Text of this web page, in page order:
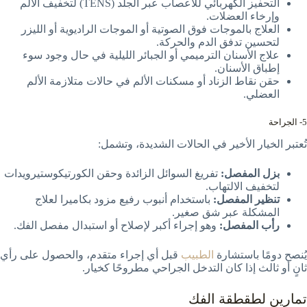
التحفيز الكهربائي للأعصاب عبر الجلد (TENS) لتخفيف الألم
وإرخاء العضلات.
العلاج بالموجات فوق الصوتية أو الموجات الراديوية أو الليزر
لتحسين تدفق الدم والحركة.
علاج الأسنان الترميمي أو الجبائر الليلية في حال وجود سوء
إطباق الأسنان.
حقن نقاط الزناد أو مسكنات الألم في حالات متلازمة الألم
العضلي.
5- الجراحة
تُعتبر الخيار الأخير في الحالات الشديدة، وتشمل:
بزل المفصل: تفريغ السوائل الزائدة وحقن الكورتيكوستيرويدات
لتخفيف الالتهاب.
تنظير المفصل: باستخدام أنبوب رفيع مزود بكاميرا لعلاج
المشكلة عبر شق صغير.
رأب المفصل: وهو إجراء أكبر لإصلاح أو استبدال مفصل الفك.
يُنصح دومًا باستشارة الطبيب قبل أي إجراء متقدم، والحصول على رأي
ثانٍ أو ثالث إذا كان التدخل الجراحي مطروحًا كخيار.
تمارين لطقطقة الفك